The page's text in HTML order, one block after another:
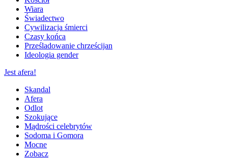
Wiara
Świadectwo
Cywilizacja śmierci
Czasy końca
Prześladowanie chrześcijan
Ideologia gender
Jest afera!
Skandal
Afera
Odlot
Szokujące
Mądrości celebrytów
Sodoma i Gomora
Mocne
Zobacz